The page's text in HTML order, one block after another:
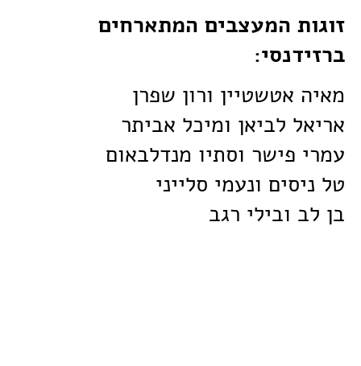
זוגות המעצבים המתארחים
ברזידנסי:
מאיה אטשטיין ורון שפרן
אריאל לביאן ומיכל אביתר
עמרי פישר וסתיו מנדלבאום
טל ניסים ונעמי סלייני
בן לב ובילי רגב